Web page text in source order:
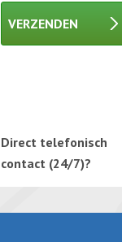
VERZENDEN
Direct telefonisch
contact (24/7)?